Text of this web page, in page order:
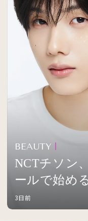
BEAUTY
NCTチソン
ールで始め
3日前